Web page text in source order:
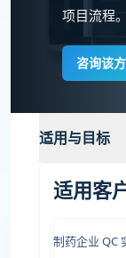
项目流程。
咨询该
适用与目标
适用客
制药企业 QC